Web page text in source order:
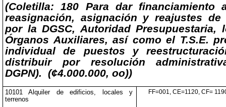
(Coletilla: 180 Para dar financiamiento
reasignación, asignación y reajustes de
por la DGSC, Autoridad Presupuestaria,
Órganos Auxiliares, así como el T.S.E.
individual de puestos y
distribuir por resolución
DGPN). (¢4.000.000, oo))
10101 Alquiler de edificios, locales y
terrenos
FF=001, CE=1120, CF=